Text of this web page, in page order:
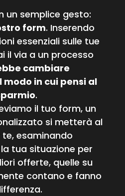
un semplice gesto:
form. Inserendo
essenziali sulle tue
il via a un processo
cambiare
in cui pensi al
.
il tuo form, un
si metterà al
esaminando
tua situazione per
offerte, quelle su
contano e fanno